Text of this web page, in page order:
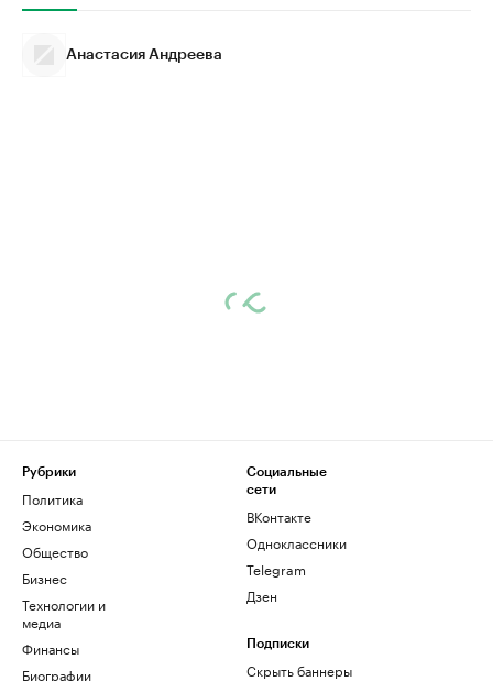
Анастасия Андреева
Рубрики
Политика
Экономика
Общество
Бизнес
Технологии и
медиа
Финансы
Биографии
Социальные
сети
ВКонтакте
Одноклассники
Telegram
Дзен
Подписки
Скрыть баннеры